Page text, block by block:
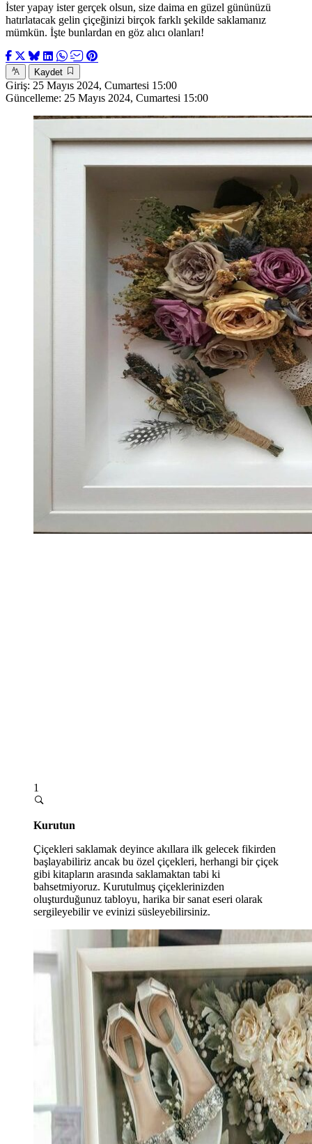
İster yapay ister gerçek olsun, size daima en güzel gününüzü
hatırlatacak gelin çiçeğinizi birçok farklı şekilde saklamanız
mümkün. İşte bunlardan en göz alıcı olanları!
Kaydet
Giriş: 25 Mayıs 2024, Cumartesi 15:00
Güncelleme: 25 Mayıs 2024, Cumartesi 15:00
1
Kurutun
Çiçekleri saklamak deyince akıllara ilk gelecek fikirden
başlayabiliriz ancak bu özel çiçekleri, herhangi bir çiçek
gibi kitapların arasında saklamaktan tabi ki
bahsetmiyoruz. Kurutulmuş çiçeklerinizden
oluşturduğunuz tabloyu, harika bir sanat eseri olarak
sergileyebilir ve evinizi süsleyebilirsiniz.